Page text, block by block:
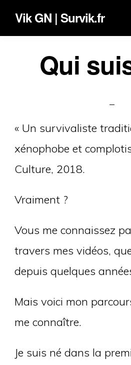
Vik GN | Survik.fr
Qui
« Un survivaliste
xénophobe et
Culture, 2018.
Vraiment ?
Vous me connaissez
travers mes vidéos,
depuis quelques
Mais voici mon
me connaître.
Je suis né dans la